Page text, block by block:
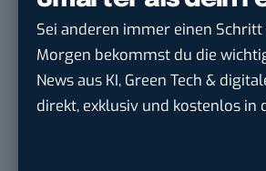
Sei anderen immer einen Schritt
Morgen bekommst du die
News aus KI, Green Tech &
direkt, exklusiv und kostenlos in
damit ihren Vorsprung.Hier
kostenlos anmelden.
STELLENANZEIGEN